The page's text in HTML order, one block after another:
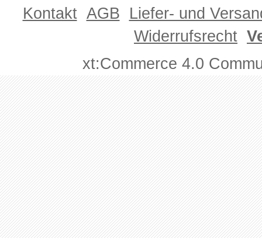
Kontakt AGB
Liefer- und
Widerrufsrecht
xt:Commerce 4.0